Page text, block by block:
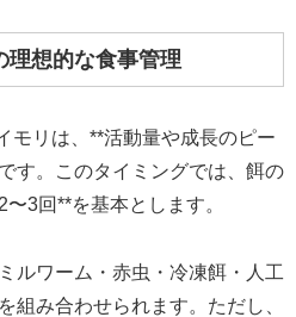
理想的な食事管理
モリは、**活動量や成長のピー
す。このタイミングでは、餌の
3回**を基本とします。
ルワーム・赤虫・冷凍餌・人工
組み合わせられます。ただし、